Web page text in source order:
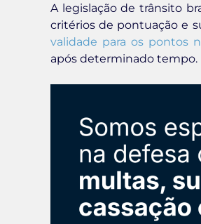
A legislação de trânsito
critérios de pontuação e
validade para os pontos
após determinado tempo.